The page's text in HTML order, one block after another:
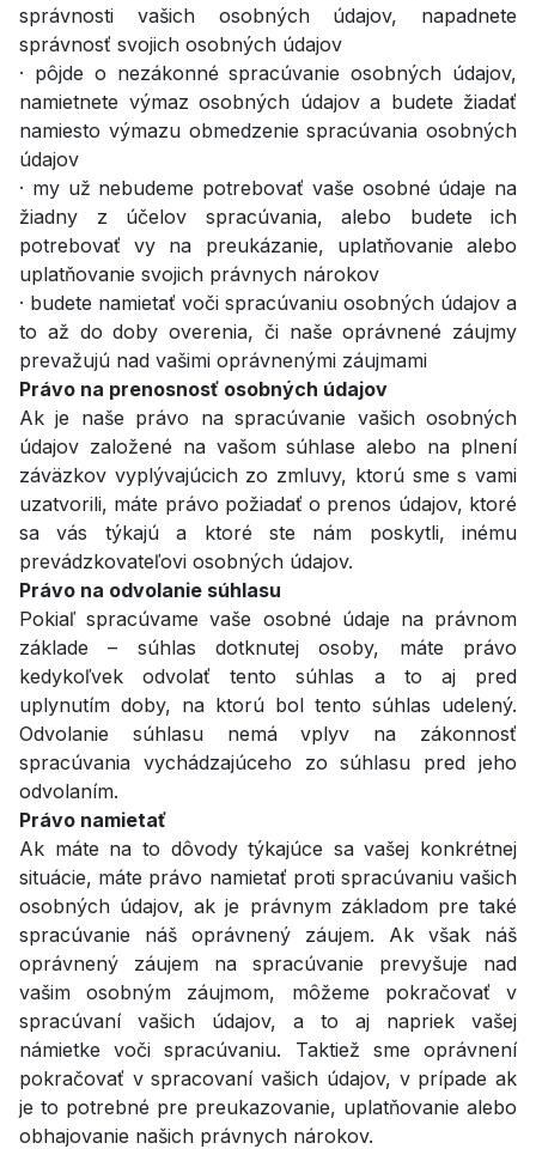
správnosti vašich osobných údajov, napadnete
správnosť svojich osobných údajov
· pôjde o nezákonné spracúvanie osobných údajov,
namietnete výmaz osobných údajov a budete žiadať
namiesto výmazu obmedzenie spracúvania osobných
údajov
· my už nebudeme potrebovať vaše osobné údaje na
žiadny z účelov spracúvania, alebo budete ich
potrebovať vy na preukázanie, uplatňovanie alebo
uplatňovanie svojich právnych nárokov
· budete namietať voči spracúvaniu osobných údajov a
to až do doby overenia, či naše oprávnené záujmy
prevažujú nad vašimi oprávnenými záujmami
Právo na prenosnosť osobných údajov
Ak je naše právo na spracúvanie vašich osobných
údajov založené na vašom súhlase alebo na plnení
záväzkov vyplývajúcich zo zmluvy, ktorú sme s vami
uzatvorili, máte právo požiadať o prenos údajov, ktoré
sa vás týkajú a ktoré ste nám poskytli, inému
prevádzkovateľovi osobných údajov.
Právo na odvolanie súhlasu
Pokiaľ spracúvame vaše osobné údaje na právnom
základe – súhlas dotknutej osoby, máte právo
kedykoľvek odvolať tento súhlas a to aj pred
uplynutím doby, na ktorú bol tento súhlas udelený.
Odvolanie súhlasu nemá vplyv na zákonnosť
spracúvania vychádzajúceho zo súhlasu pred jeho
odvolaním.
Právo namietať
Ak máte na to dôvody týkajúce sa vašej konkrétnej
situácie, máte právo namietať proti spracúvaniu vašich
osobných údajov, ak je právnym základom pre také
spracúvanie náš oprávnený záujem. Ak však náš
oprávnený záujem na spracúvanie prevyšuje nad
vašim osobným záujmom, môžeme pokračovať v
spracúvaní vašich údajov, a to aj napriek vašej
námietke voči spracúvaniu. Taktiež sme oprávnení
pokračovať v spracovaní vašich údajov, v prípade ak
je to potrebné pre preukazovanie, uplatňovanie alebo
obhajovanie našich právnych nárokov.